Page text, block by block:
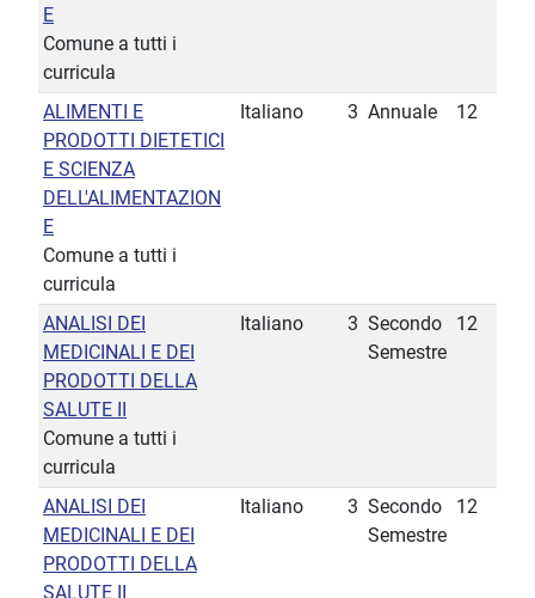
E
Comune a tutti i
curricula
ALIMENTI E
PRODOTTI DIETETICI
E SCIENZA
DELL'ALIMENTAZION
E
Comune a tutti i
curricula
Italiano 3 Annuale 12
ANALISI DEI
MEDICINALI E DEI
PRODOTTI DELLA
SALUTE II
Comune a tutti i
curricula
Italiano 3 Secondo
Semestre
12
ANALISI DEI
MEDICINALI E DEI
PRODOTTI DELLA
SALUTE II
Italiano 3 Secondo
Semestre
12